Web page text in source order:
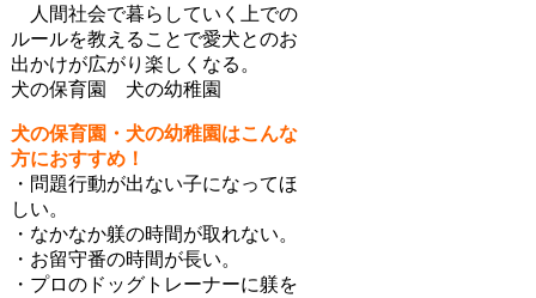
人間社会で暮らしていく上での
ルールを教えることで愛犬とのお
出かけが広がり楽しくなる。
犬の保育園 犬の幼稚園
犬の保育園・犬の幼稚園はこんな
方におすすめ！
・問題行動が出ない子になってほ
しい。
・なかなか躾の時間が取れない。
・お留守番の時間が長い。
・プロのドッグトレーナーに躾を